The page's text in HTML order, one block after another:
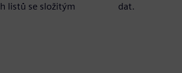
listů se složitým
dat.